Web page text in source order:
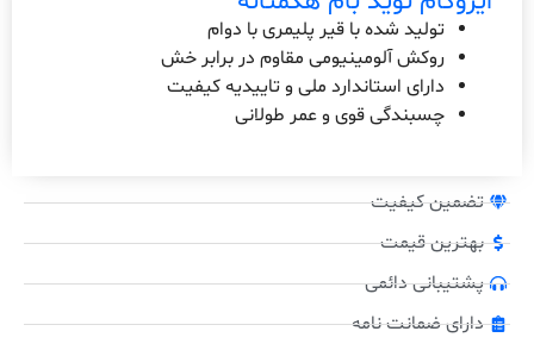
تولید شده با قیر پلیمری با دوام
روکش آلومینیومی مقاوم در برابر خش
دارای استاندارد ملی و تاییدیه کیفیت
چسبندگی قوی و عمر طولانی
تضمین کیفیت
بهترین قیمت
پشتیبانی دائمی
دارای ضمانت نامه